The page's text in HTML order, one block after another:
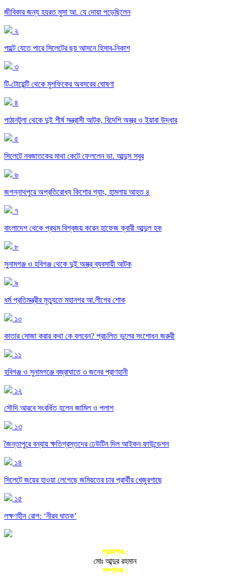
জীবিকার জন্য হযরত মুসা আ. যে দোয়া পড়েছিলেন
২
পাল্টে যেতে পারে সিলেটের ছয় আসনে হিসাব-নিকাশ
৩
টি-টোয়েন্টি থেকে মুশফিকের অবসরের ঘোষণা
৪
পাঠানটুলা থেকে দুই শীর্ষ সন্ত্রাসী আটক, বিদেশি অস্ত্র ও ইয়াবা উদ্ধার
৫
সিলেটে নবজাতকের মাথা কেটে ফেললেন ডা. আব্দুস সবুর
৬
জগন্নাথপুরে অপ্রতিরোধ্য কিশোর গ্যাং, হামলায় আহত ৪
৭
বাংলাদেশ থেকে প্রথম বিশ্বজয় করেন হাফেজ ক্বারী আব্দুল হক
৮
সুনামগঞ্জ ও হবিগঞ্জ থেকে দুই অস্ত্র ব্যবসায়ী আটক
৯
ধর্ম প্রতিমন্ত্রীর মৃত্যুতে মহানগর আ.লীগের শোক
১০
কাতার সোজা করার কথা কে বলবেন? প্রচলিত ভুলের সংশোধন জরুরী
১১
হবিগঞ্জ ও সুনামগঞ্জে বজ্রাঘাতে ৩ জনের প্রাণহানী
১২
সৌদি আরবে সংবর্ধিত হলেন জামিল ও পলাশ
১৩
জৈন্তাপুরে বন্যায় ক্ষতিগ্রস্তদের ঢেউটিন দিল আইকন ফাউন্ডেশন
১৪
সিলেটে জয়ের হাওয়া লেগেছে জমিয়তের চার প্রার্থীর খেজুরগাছে
১৫
লক্ষণহীন রোগ: ‘নীরব ঘাতক’
প্রকাশক :
মোঃ আব্দুর রহমান
সম্পাদক :